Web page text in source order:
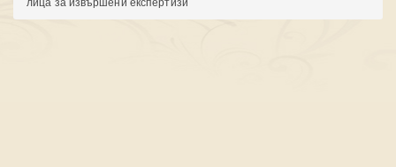
лица за извършени експертизи